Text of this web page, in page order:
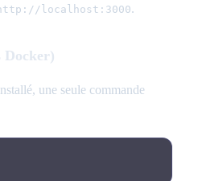
localhost:3000.
Docker)
une seule commande